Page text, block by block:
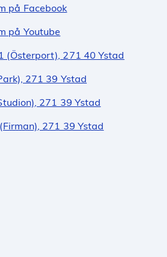
på Facebook
på Youtube
(Österport), 271 40 Ystad
271 39 Ystad
271 39 Ystad
271 39 Ystad